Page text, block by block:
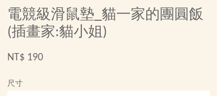
電競級滑鼠墊_貓一家的團圓飯
(插畫家:貓小姐)
NT$ 190
尺寸